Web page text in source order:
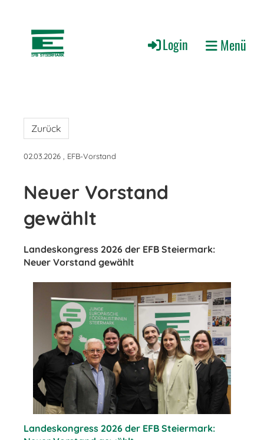
Login Menü
Zurück
02.03.2026 , EFB-Vorstand
Neuer Vorstand
gewählt
Landeskongress 2026 der EFB Steiermark:
Neuer Vorstand gewählt
Landeskongress 2026 der EFB Steiermark: